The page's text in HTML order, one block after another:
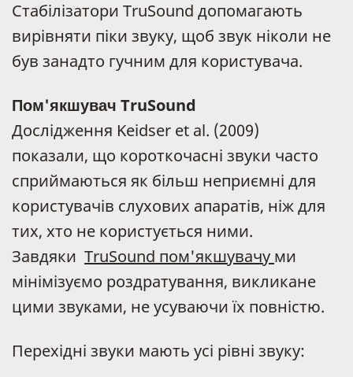
Стабілізатори TruSound допомагають
вирівняти піки звуку, щоб звук ніколи не
був занадто гучним для користувача.
Пом'якшувач TruSound
Дослідження Keidser et al. (2009)
показали, що короткочасні звуки часто
сприймаються як більш неприємні для
користувачів слухових апаратів, ніж для
тих, хто не користується ними.
Завдяки TruSound пом'якшувачу ми
мінімізуємо роздратування, викликане
цими звуками, не усуваючи їх повністю.
Перехідні звуки мають усі рівні звуку: